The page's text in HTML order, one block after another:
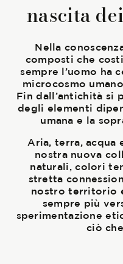
nascita
Nella
composti che
sempre l’uomo ha
microcosmo
Fin dall’antichità si
degli elementi
umana e la
Aria, terra, acqua
nostra nuova
naturali, colori
stretta
nostro territorio
sempre più
sperimentazione
ciò